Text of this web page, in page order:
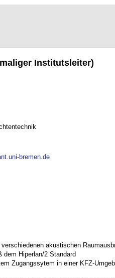
Institutsleiter)
bremen.de
akustischen
dem Hiperlan/2 Standard
Zugangssytem in einer KFZ-